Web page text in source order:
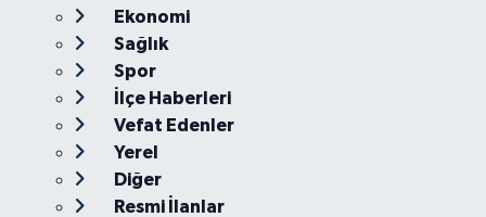
Ekonomi
Sağlık
Spor
İlçe Haberleri
Vefat Edenler
Yerel
Diğer
Resmi İlanlar